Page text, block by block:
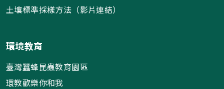
土壤標準採樣方法（影片連結）
環境教育
臺灣蠶蜂昆蟲教育園區
環教歡樂你和我